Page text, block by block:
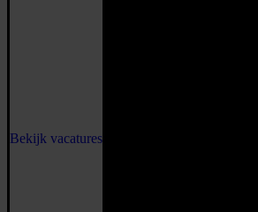
Bekijk vacatures